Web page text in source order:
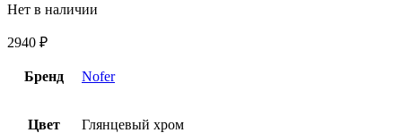
Нет в наличии
2940 ₽
Бренд Nofer
Цвет Глянцевый хром